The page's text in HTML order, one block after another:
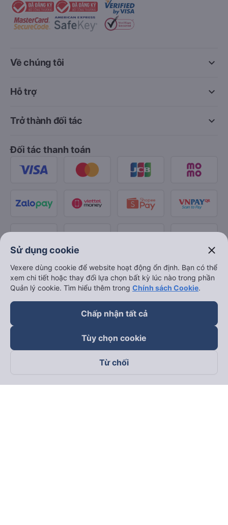
keyboard_arrow_down
Về chúng tôi
keyboard_arrow_down
Hỗ trợ
keyboard_arrow_down
Trở thành đối tác
Đối tác thanh toán
Theo dõi chúng tôi trên
Sử dụng cookie close
Vexere dùng cookie để website hoạt động ổn định. Bạn có thể
xem chi tiết hoặc thay đổi lựa chọn bất kỳ lúc nào trong phần
Quản lý cookie. Tìm hiểu thêm trong Chính sách Cookie.
Chấp nhận tất cả
Tùy chọn cookie
Từ chối